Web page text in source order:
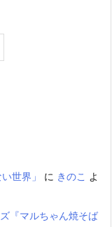
世界」
に きのこ よ
『マルちゃん焼そば